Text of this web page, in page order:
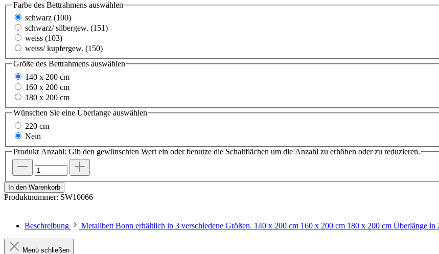
Farbe des Bettrahmens auswählen
schwarz (100)
schwarz/ silbergew. (151)
weiss (103)
weiss/ kupfergew. (150)
Größe des Bettrahmens auswählen
140 x 200 cm
160 x 200 cm
180 x 200 cm
Wünschen Sie eine Überlange auswählen
220 cm
Nein
Produkt Anzahl: Gib den gewünschten Wert ein oder benutze die Schaltflächen um die Anzahl zu erhöhen oder zu reduzieren.
In den Warenkorb
Produktnummer: SW10066
Beschreibung Metallbett Bonn erhältlich in 3 verschiedene Größen. 140 x 200 cm 160 x 200 cm 180 x 200 cm Überlänge
Menü schließen